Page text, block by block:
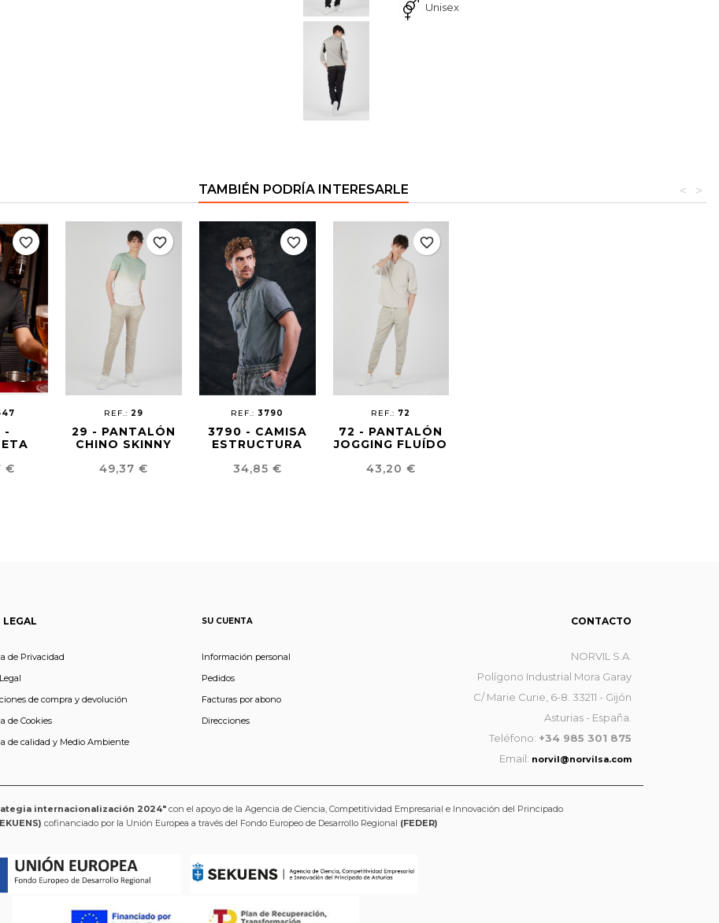
Unisex
TAMBIÉN PODRÍA INTERESARLE >
<
-
€
favorite_border
REF.:29
29 - PANTALÓN
CHINO SKINNY
Precio
49,37 €
favorite_border
REF.:3790
3790 - CAMISA
ESTRUCTURA
Precio
34,85 €
favorite_border
REF.: 72
72 - PANTALÓN
JOGGING FLUÍDO
Precio
43,20 €
favorite_border
LEGAL
de Privacidad
de compra y devolución
de Cookies
de calidad y Medio Ambiente
SU CUENTA
Información personal
Pedidos
Facturas por abono
Direcciones
CONTACTO
NORVIL S.A.
Polígono Industrial Mora Garay
C/ Marie Curie, 6-8. 33211 - Gijón
Asturias - España.
Teléfono: +34 985 301 875
Email: norvil@norvilsa.com
internacionalización 2024"con el apoyo de la Agencia de Ciencia, Competitividad Empresarial e Innovación del Principado
cofinanciado por la Unión Europea a través del Fondo Europeo de Desarrollo Regional (FEDER)